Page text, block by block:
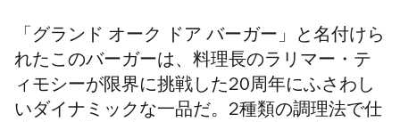
「グランド オーク ドア バーガー」と名付けら
れたこのバーガーは、料理長のラリマー・テ
ィモシーが限界に挑戦した20周年にふさわし
いダイナミックな一品だ。2種類の調理法で仕